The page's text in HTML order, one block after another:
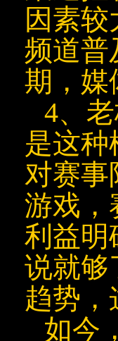
因素
频道普
期，媒
4、
是这种
对赛事
游戏，
利益明
说就够
趋势，
如今